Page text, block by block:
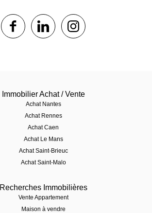
1$s 1$s
Immobilier Achat / Vente
Achat Nantes
Achat Rennes
Achat Caen
Achat Le Mans
Achat Saint-Brieuc
Achat Saint-Malo
Recherches Immobilières
Vente Appartement
Maison à vendre